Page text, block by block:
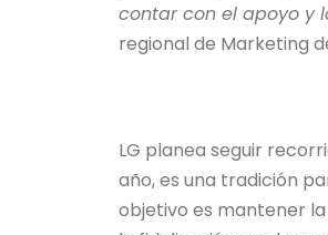
contar con el apoyo y
regional de Marketing
LG planea seguir
año, es una tradición
objetivo es mantener